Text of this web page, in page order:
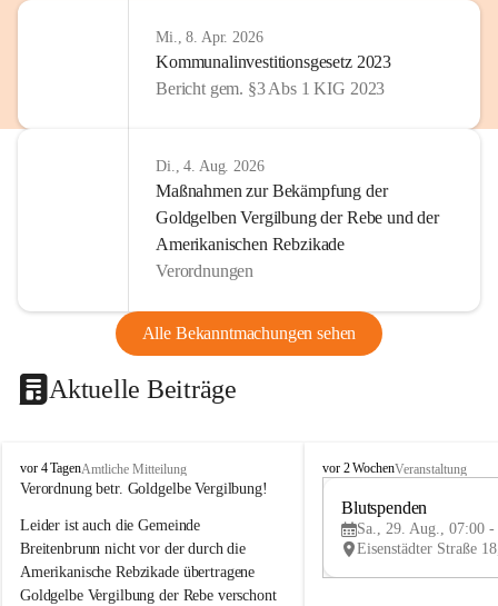
Mi., 8. Apr. 2026
Kommunalinvestitionsgesetz 2023
Bericht gem. §3 Abs 1 KIG 2023
Di., 4. Aug. 2026
Maßnahmen zur Bekämpfung der
Goldgelben Vergilbung der Rebe und der
Amerikanischen Rebzikade
Verordnungen
Alle Bekanntmachungen sehen
Aktuelle Beiträge
B
r
i
t
e
n
vor 4 TagenAmtliche Mitteilung
Verordnung betr. Goldgelbe Vergilbung!
Leider ist auch die Gemeinde
Breitenbrunn nicht vor der durch die
Amerikanische Rebzikade übertragene
Goldgelbe Vergilbung der Rebe verschont
B
e
vor 2 WochenVeranstaltung
Blutspenden
Sa., 29. Aug., 07:00 -